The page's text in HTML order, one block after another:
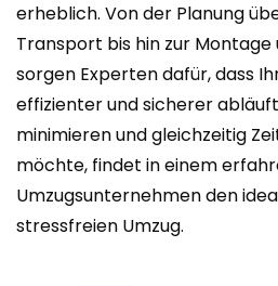
erheblich. Von der Planung
Transport bis hin zur
sorgen Experten dafür, dass
effizienter und sicherer
minimieren und gleichzeitig
möchte, findet in einem
Umzugsunternehmen den
stressfreien Umzug.